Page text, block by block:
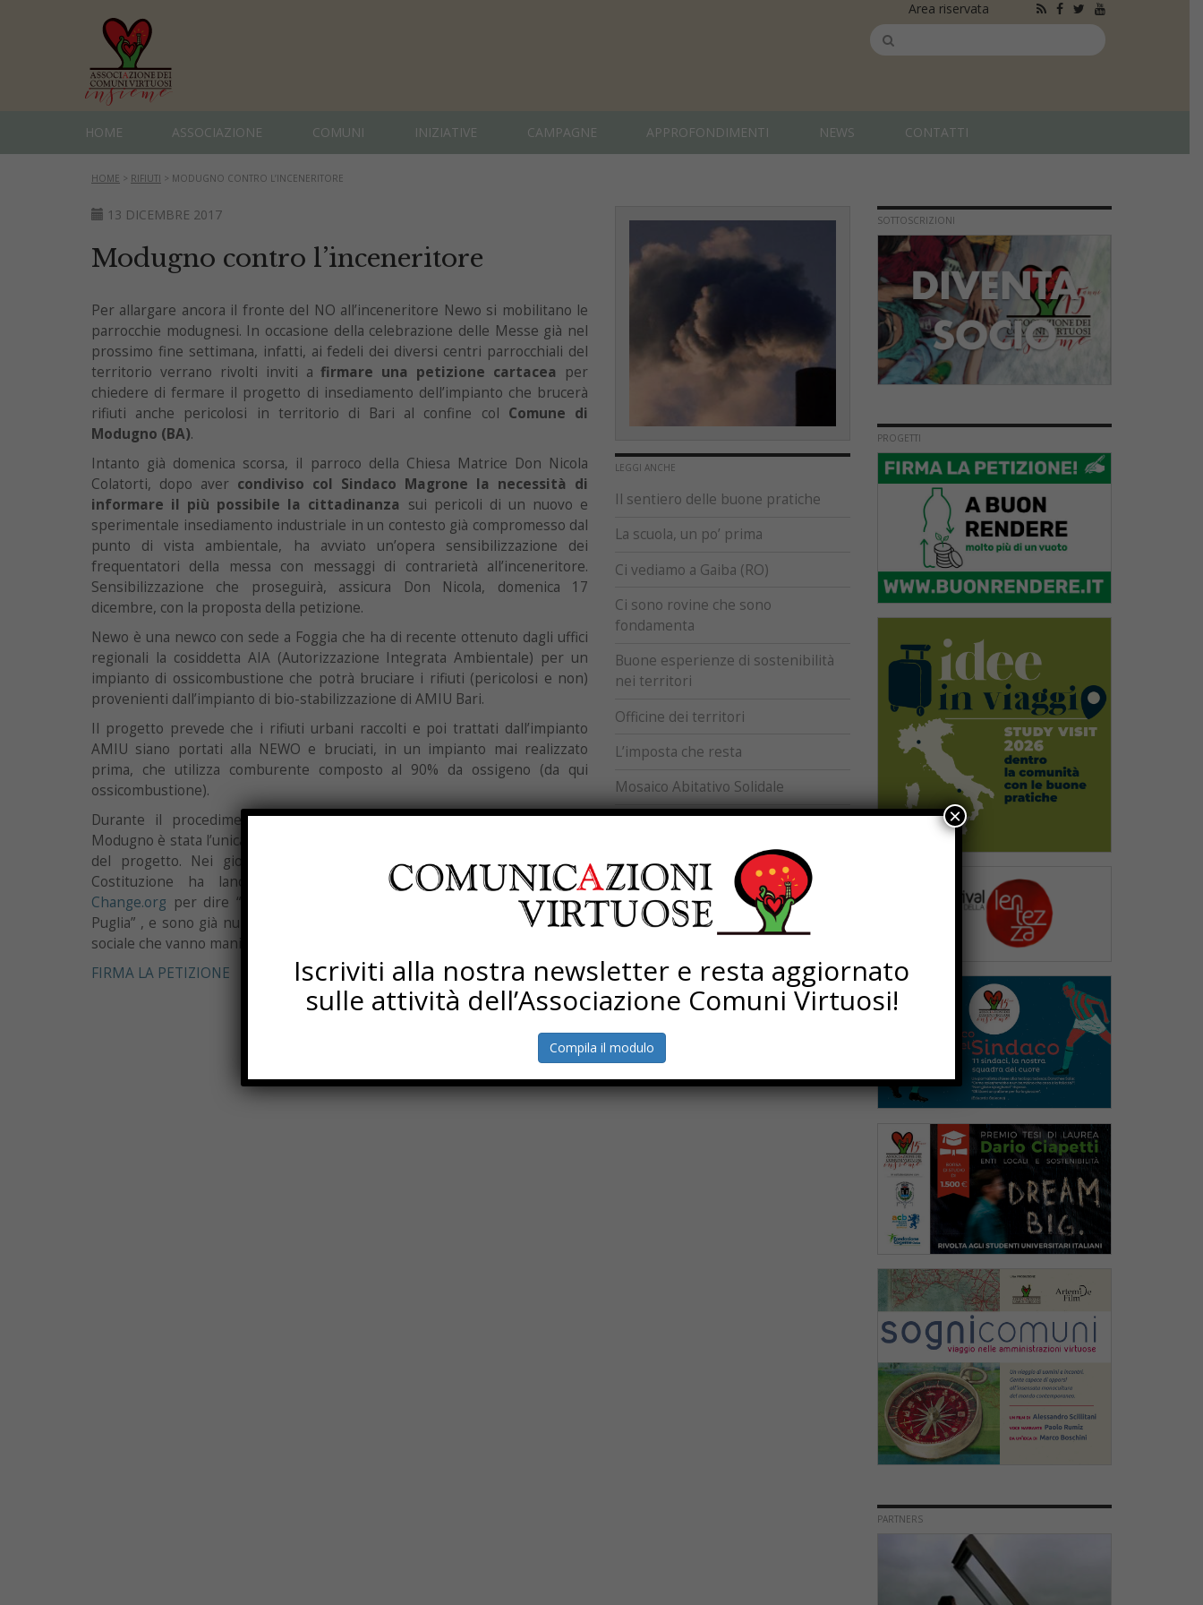
Area riservata
HOME ASSOCIAZIONE COMUNI INIZIATIVE CAMPAGNE APPROFONDIMENTI NEWS CONTATTI
HOME > RIFIUTI > MODUGNO CONTRO L’INCENERITORE
13 DICEMBRE 2017
Modugno contro l’inceneritore
Per allargare ancora il fronte del NO all’inceneritore Newo si mobilitano le
parrocchie modugnesi. In occasione della celebrazione delle Messe già nel
prossimo fine settimana, infatti, ai fedeli dei diversi centri parrocchiali del
territorio verrano rivolti inviti afirmare una petizione cartacea
per
chiedere di fermare il progetto di insediamento dell’impianto che brucerà
rifiuti anche pericolosi in territorio di Bari al confine col Comune di
Modugno (BA).
Intanto già domenica scorsa, il parroco della Chiesa Matrice Don Nicola
Colatorti, dopo aver condiviso col Sindaco Magrone la necessità di
informare il più possibile la cittadinanza sui pericoli di un nuovo e
sperimentale insediamento industriale in un contesto già compromesso dal
punto di vista ambientale, ha avviato un’opera sensibilizzazione dei
frequentatori della messa con messaggi di contrarietà all’inceneritore.
Sensibilizzazione che proseguirà, assicura Don Nicola, domenica 17
dicembre, con la proposta della petizione.
Newo è una newco con sede a Foggia che ha di recente ottenuto dagli uffici
regionali la cosiddetta AIA (Autorizzazione Integrata Ambientale) per un
impianto di ossicombustione che potrà bruciare i rifiuti (pericolosi e non)
provenienti dall’impianto di bio-stabilizzazione di AMIU Bari.
Il progetto prevede che i rifiuti urbani raccolti e poi trattati dall’impianto
AMIU siano portati alla NEWO e bruciati, in un impianto mai realizzato
prima, che utilizza comburente composto al 90% da ossigeno (da qui
ossicombustione).
Durante il procedimento autorizzatorio, l’amministrazione comunale di
Modugno è stata l’unica, tra i soggetti coinvolti, ad opporsi alla realizzazione
del progetto. Nei giorni scorsi il Movimento Italia Giusta Secondo la
Costituzione ha lanciato una petizione on line sulla piattaforma
Change.org per dire “NO ALL’INCENERITORE DI Bari al servizio di AMIU
Puglia” , e sono già numerosi gli esponenti e i soggetti del mondo politco-
sociale che vanno manifestando dissenso all’installazione dell’inceneritore.
FIRMA LA PETIZIONE
LEGGI ANCHE
Il sentiero delle buone pratiche
La scuola, un po’ prima
Ci vediamo a Gaiba (RO)
Ci sono rovine che sono
fondamenta
Buone esperienze di sostenibilità
nei territori
Officine dei territori
L’imposta che resta
Mosaico Abitativo Solidale
Torna Sapere Comune
SOTTOSCRIZIONI
PROGETTI
PARTNERS
Iscriviti alla nostra newsletter e resta aggiornato
sulle attività dell’Associazione Comuni Virtuosi!
Compila il modulo
×